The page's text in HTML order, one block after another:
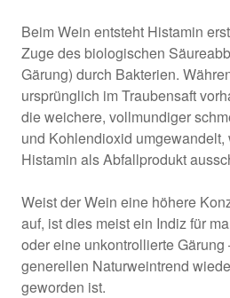
Beim Wein entsteht Histamin erst
Zuge des biologischen
Gärung) durch Bakterien.
ursprünglich im Traubensaft
die weichere, vollmundiger
und Kohlendioxid
Histamin als Abfallprodukt
Weist der Wein eine höhere
auf, ist dies meist ein Indiz für
oder eine unkontrollierte Gärung
generellen Naturweintrend
geworden ist.